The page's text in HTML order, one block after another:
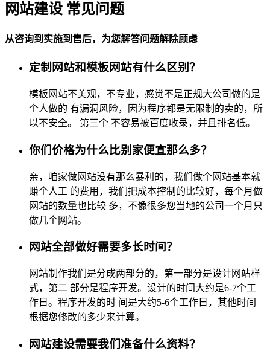
网站建设 常见问题
从咨询到实施到售后，为您解答问题解除顾虑
定制网站和模板网站有什么区别？
模板网站不美观，不专业，感觉不是正规大公司做的是
个人做的 有漏洞风险，因为程序都是无限制的卖的，所
以不安全。 第三个 不容易被百度收录，并且排名低。
你们价格为什么比别家便宜那么多？
亲，咱家做网站没有那么暴利的，我们做个网站基本就
赚个人工 的费用，我们把成本控制的比较好，每个月做
网站的数量也比较 多，不像很多您当地的公司一个月只
做几个网站。
网站全部做好需要多长时间？
网站制作我们是分成两部分的，第一部分是设计网站样
式，第二 部分是程序开发。设计的时间大约是6-7个工
作日。程序开发的时 间是大约5-6个工作日，其他时间
根据您修改的多少来计算。
网站建设需要我们准备什么资料？